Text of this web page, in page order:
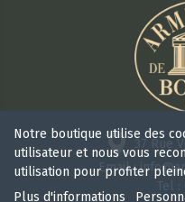
37 Rue
Email :
Notre boutique utilise des
utilisateur et nous vous
utilisation pour profiter
Plus d'informations